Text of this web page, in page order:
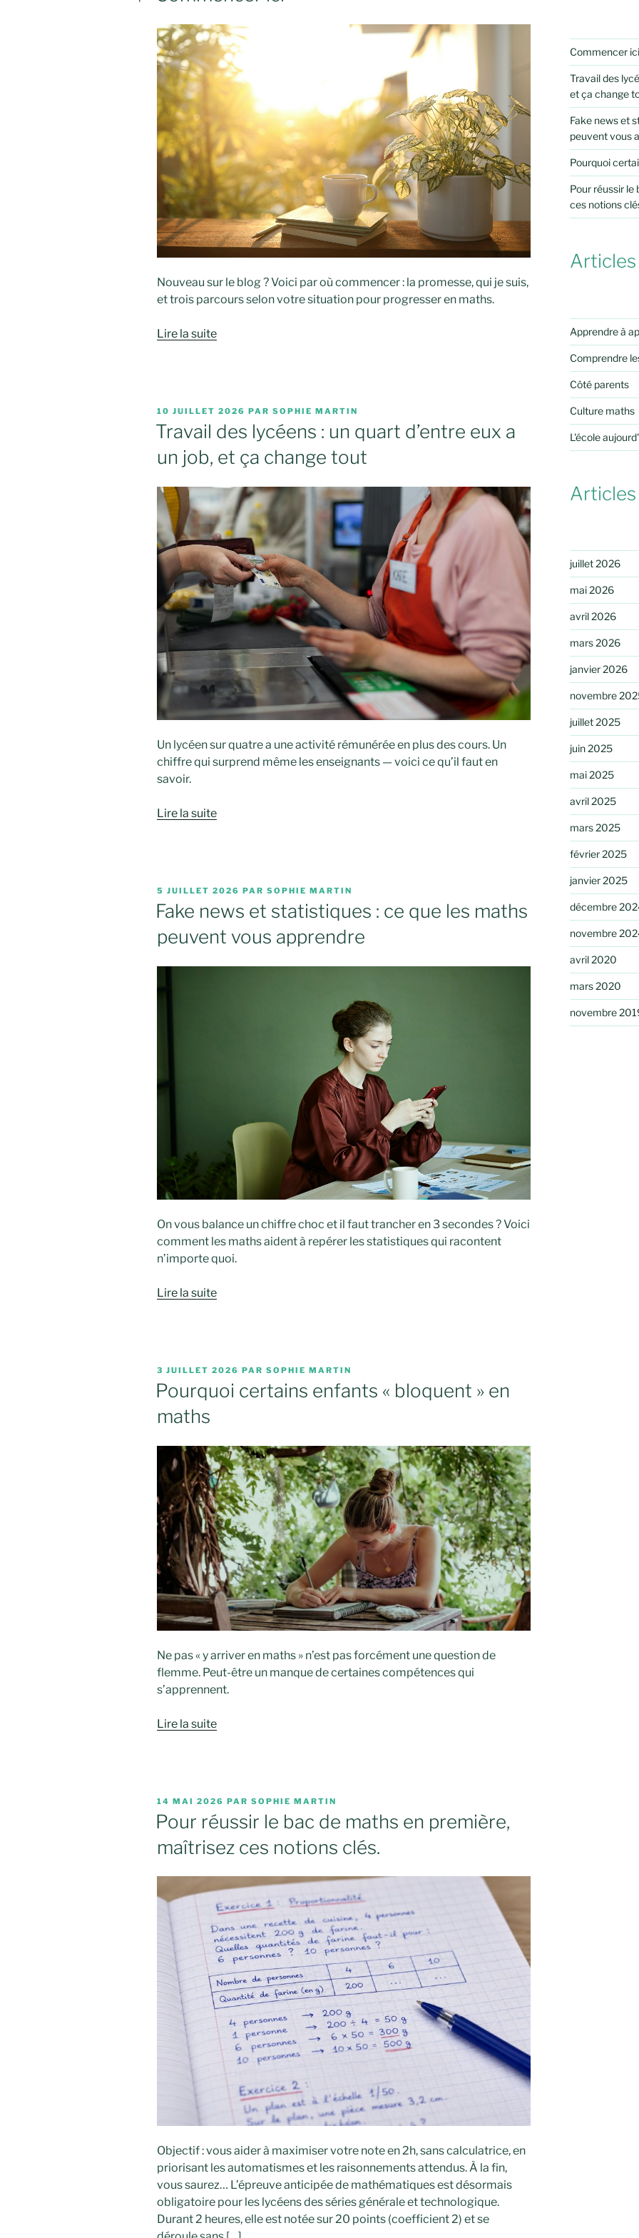
Nouveau sur le blog ? Voici par où commencer : la promesse, qui je suis,
et trois parcours selon votre situation pour progresser en maths.
Lire la suite
PUBLIÉ
LE
10 JUILLET 2026 PAR SOPHIE MARTIN
Travail des lycéens : un quart d’entre eux a
un job, et ça change tout
Un lycéen sur quatre a une activité rémunérée en plus des cours. Un
chiffre qui surprend même les enseignants — voici ce qu’il faut en
savoir.
Lire la suite
PUBLIÉ
LE
5 JUILLET 2026 PAR SOPHIE MARTIN
Fake news et statistiques : ce que les maths
peuvent vous apprendre
On vous balance un chiffre choc et il faut trancher en 3 secondes ? Voici
comment les maths aident à repérer les statistiques qui racontent
n’importe quoi.
Lire la suite
PUBLIÉ
LE
3 JUILLET 2026 PAR SOPHIE MARTIN
Pourquoi certains enfants « bloquent » en
maths
Ne pas « y arriver en maths » n’est pas forcément une question de
flemme. Peut-être un manque de certaines compétences qui
s’apprennent.
Lire la suite
PUBLIÉ
LE
14 MAI 2026 PAR SOPHIE MARTIN
Pour réussir le bac de maths en première,
maîtrisez ces notions clés.
Objectif : vous aider à maximiser votre note en 2h, sans calculatrice, en
priorisant les automatismes et les raisonnements attendus. À la fin,
vous saurez… L’épreuve anticipée de mathématiques est désormais
obligatoire pour les lycéens des séries générale et technologique.
Durant 2 heures, elle est notée sur 20 points (coefficient 2) et se
Commencer ici
Travail des
et ça change
Fake news et
peuvent vous
Pourquoi
Pour réussir le
ces notions
Apprendre à
Comprendre
Côté parents
Culture maths
L'école
juillet 2026
mai 2026
avril 2026
mars 2026
janvier 2026
novembre
juillet 2025
juin 2025
mai 2025
avril 2025
mars 2025
février 2025
janvier 2025
décembre
novembre
avril 2020
mars 2020
novembre